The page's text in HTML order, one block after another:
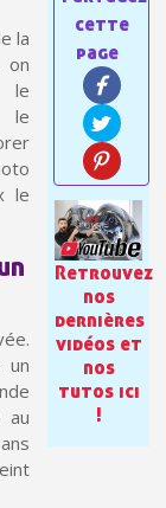
250€ d'achats
d'achat
la
on
le
le
le
un
au
Retrouvez
nos
dernières
vidéos et
nos
tutos ici
!